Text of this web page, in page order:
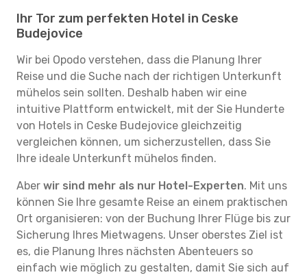
Ihr Tor zum perfekten Hotel in Ceske
Budejovice
Wir bei Opodo verstehen, dass die Planung Ihrer
Reise und die Suche nach der richtigen Unterkunft
mühelos sein sollten. Deshalb haben wir eine
intuitive Plattform entwickelt, mit der Sie Hunderte
von Hotels in Ceske Budejovice gleichzeitig
vergleichen können, um sicherzustellen, dass Sie
Ihre ideale Unterkunft mühelos finden.
Aber wir sind mehr als nur Hotel-Experten. Mit uns
können Sie Ihre gesamte Reise an einem praktischen
Ort organisieren: von der Buchung Ihrer Flüge bis zur
Sicherung Ihres Mietwagens. Unser oberstes Ziel ist
es, die Planung Ihres nächsten Abenteuers so
einfach wie möglich zu gestalten, damit Sie sich auf